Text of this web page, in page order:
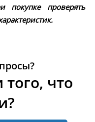
покупке проверять
что